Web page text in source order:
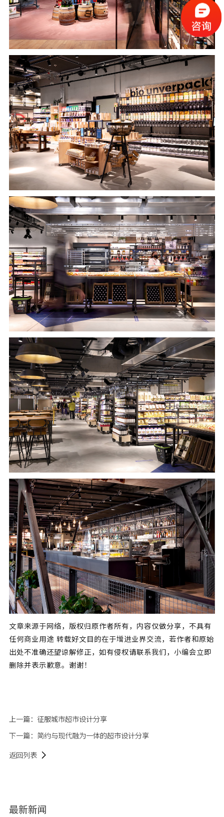
文章来源于网络，版权归原作者所有，内容仅做分享，不具有
任何商业用途 转载好文目的在于增进业界交流，若作者和原始
出处不准确还望谅解修正，如有侵权请联系我们，小编会立即
删除并表示歉意。谢谢！
上一篇： 征服城市超市设计分享
下一篇： 简约与现代融为一体的超市设计分享
返回列表
最新新闻